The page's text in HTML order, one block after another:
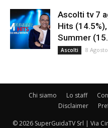
Ascolti tv 7
Hits (14.5%),
Summer
Ascolti 8
Chi siamo Lo staff
Disclaimer
© 2026 SuperGuidaTV Srl | Via